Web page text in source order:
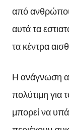
από
αυτά τα
τα κέντρα
Η ανάγνωση
πολύτιμη για
μπορεί να